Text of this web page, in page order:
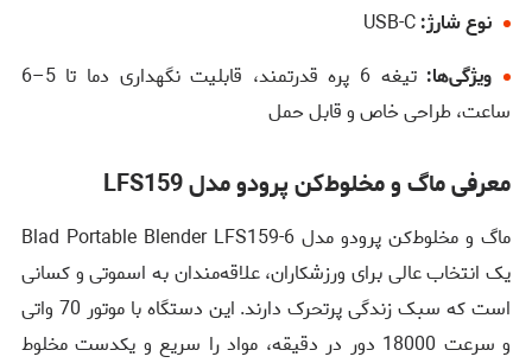
نوع شارژ:
ویژگی‌ها:
تیغه 6 پره قدرتمند، قابلیت نگهداری دما تا 5–6
ساعت، طراحی خاص و قابل حمل
معرفی ماگ و مخلوط‌کن پرودو مدل LFS159
ماگ و مخلوط‌کن پرودو مدل 6-Blad Portable Blender LFS159
یک انتخاب عالی برای ورزشکاران، علاقه‌مندان به اسموتی و کسانی
است که سبک زندگی پرتحرک دارند. این دستگاه با موتور 70 واتی
و سرعت 18000 دور در دقیقه، مواد را سریع و یکدست مخلوط